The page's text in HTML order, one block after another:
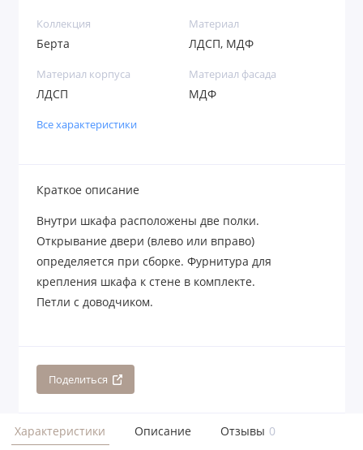
Коллекция
Берта
Материал
ЛДСП, МДФ
Материал корпуса
ЛДСП
Материал фасада
МДФ
Все характеристики
Краткое описание
Внутри шкафа расположены две полки.
Открывание двери (влево или вправо)
определяется при сборке. Фурнитура для
крепления шкафа к стене в комплекте.
Петли с доводчиком.
Поделиться
Характеристики Описание Отзывы 0